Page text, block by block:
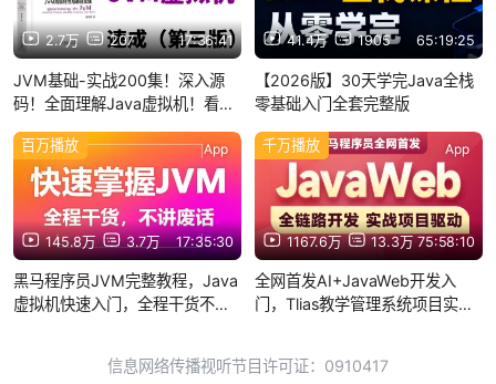
2.7万 207 17:36:41
JVM基础-实战200集！深入源
码！全面理解Java虚拟机！看
层原理+调优实战教程就够了
41.4万 1905 65:19:25
【2026版】30天学完Java全栈
零基础入门全套完整版
145.8万 3.7万 17:35:30
百万播放 App
黑马程序员JVM完整教程，Java
虚拟机快速入门，全程干货不拖
1167.6万 13.3万 75:58:10
千万播放 App
全网首发AI+JavaWeb开发入
门，Tlias教学管理系统项目实战
化到项目部署一套搞定
信息网络传播视听节目许可证：0910417